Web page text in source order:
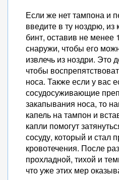
Если же нет тампона и
введите в ту ноздрю, из
бинт, оставив не менее
снаружи, чтобы его
извлечь из ноздри. Это
чтобы
носа. Также если у вас
сосудосуживающие
закапывания носа, то
капель на тампон и
капли помогут
сосуду, который и стал
кровотечения. После
прохладной, тихой и
что уже этих мер